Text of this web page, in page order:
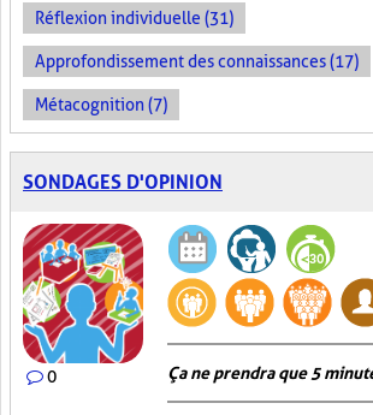
Réflexion individuelle (31)
Approfondissement des connaissances (17)
Métacognition (7)
SONDAGES D'OPINION
0 Ça ne prendra que 5